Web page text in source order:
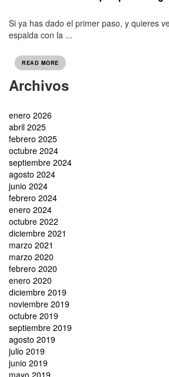
Si ya has dado el primer paso, y quieres
espalda con la ...
READ MORE
Archivos
enero 2026
abril 2025
febrero 2025
octubre 2024
septiembre 2024
agosto 2024
junio 2024
febrero 2024
enero 2024
octubre 2022
diciembre 2021
marzo 2021
marzo 2020
febrero 2020
enero 2020
diciembre 2019
noviembre 2019
octubre 2019
septiembre 2019
agosto 2019
julio 2019
junio 2019
mayo 2019